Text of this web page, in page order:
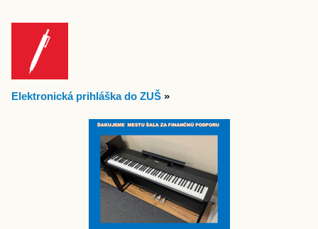
Elektronická prihláška do ZUŠ »